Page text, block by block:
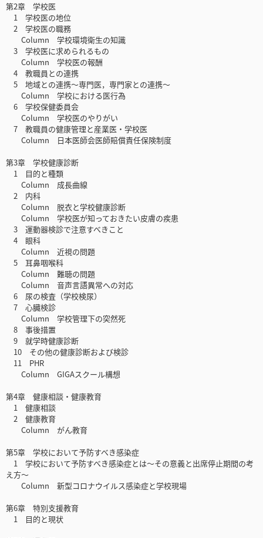
第2章 学校医
1 学校医の地位
2 学校医の職務
Column 学校環境衛生の知識
3 学校医に求められるもの
Column 学校医の報酬
4 教職員との連携
5 地域との連携～専門医，専門家との連携～
Column 学校における医行為
6 学校保健委員会
Column 学校医のやりがい
7 教職員の健康管理と産業医・学校医
Column 日本医師会医師賠償責任保険制度
第3章 学校健康診断
1 目的と種類
Column 成長曲線
2 内科
Column 脱衣と学校健康診断
Column 学校医が知っておきたい皮膚の疾患
3 運動器検診で注意すべきこと
4 眼科
Column 近視の問題
5 耳鼻咽喉科
Column 難聴の問題
Column 音声言語異常への対応
6 尿の検査（学校検尿）
7 心臓検診
Column 学校管理下の突然死
8 事後措置
9 就学時健康診断
10 その他の健康診断および検診
11 PHR
Column GIGAスクール構想
第4章 健康相談・健康教育
1 健康相談
2 健康教育
Column がん教育
第5章 学校において予防すべき感染症
1 学校において予防すべき感染症とは～その意義と出席停止期間の考
え方～
Column 新型コロナウイルス感染症と学校現場
第6章 特別支援教育
1 目的と現状